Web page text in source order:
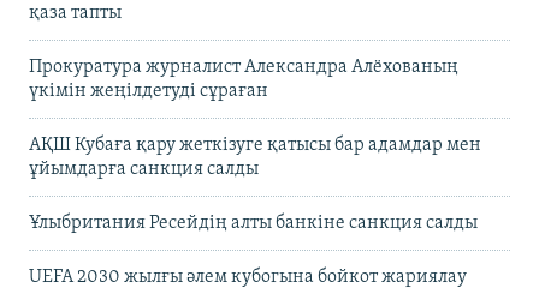
қаза тапты
Прокуратура журналист Александра Алёхованың
үкімін жеңілдетуді сұраған
АҚШ Кубаға қару жеткізуге қатысы бар адамдар мен
ұйымдарға санкция салды
Ұлыбритания Ресейдің алты банкіне санкция салды
UEFA 2030 жылғы әлем кубогына бойкот жариялау